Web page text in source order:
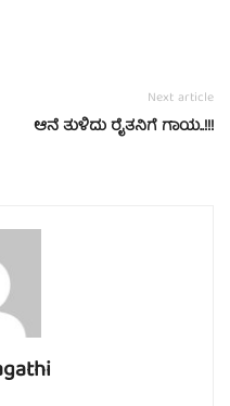
Next article
ಆನೆ ತುಳಿದು ರೈತನಿಗೆ ಗಾಯ..!!!